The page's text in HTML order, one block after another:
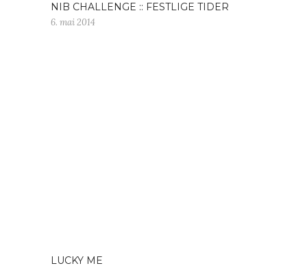
NIB CHALLENGE :: FESTLIGE TIDER
6. mai 2014
LUCKY ME